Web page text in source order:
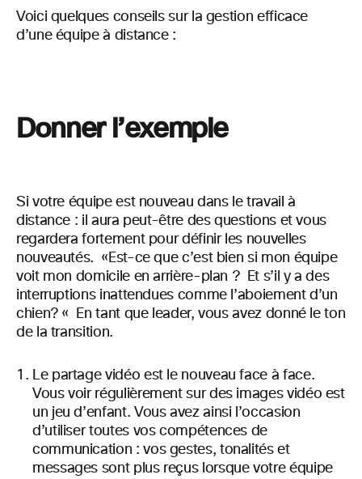
Voici quelques conseils sur la gestion efficace
d’une équipe à distance :
Donner l’exemple
Si votre équipe est nouveau dans le travail à
distance : il aura peut-être des questions et vous
regardera fortement pour définir les nouvelles
nouveautés. « Est-ce que c’est bien si mon équipe
voit mon domicile en arrière-plan ? Et s’il y a des
interruptions inattendues comme l’aboiement d’un
chien? « En tant que leader, vousavez donné le ton
de la transition.
Le partage vidéo est le nouveau face à face.
Vous voir régulièrement sur des images vidéo est
un jeu d’enfant. Vous avez ainsi l’occasion
d’utiliser toutes vos compétences de
communication : vos gestes, tonalités et
messages sont plus reçus lorsque votre équipe